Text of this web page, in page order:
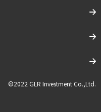
©2022 GLR Investment Co.,Ltd.